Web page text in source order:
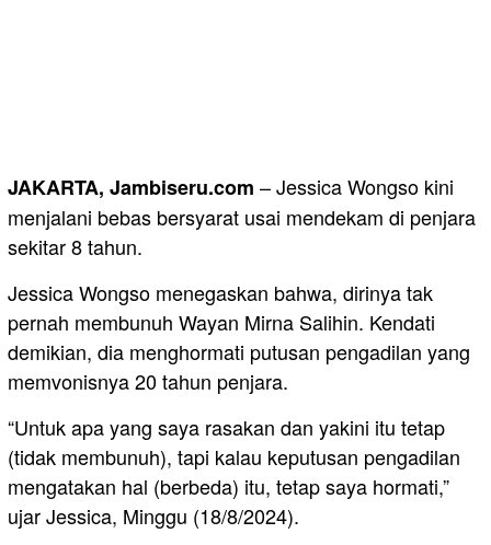
JAKARTA, Jambiseru.com – Jessica Wongso kini
menjalani bebas bersyarat usai mendekam di penjara
sekitar 8 tahun.
Jessica Wongso menegaskan bahwa, dirinya tak
pernah membunuh Wayan Mirna Salihin. Kendati
demikian, dia menghormati putusan pengadilan yang
memvonisnya 20 tahun penjara.
“Untuk apa yang saya rasakan dan yakini itu tetap
(tidak membunuh), tapi kalau keputusan pengadilan
mengatakan hal (berbeda) itu, tetap saya hormati,”
ujar Jessica, Minggu (18/8/2024).